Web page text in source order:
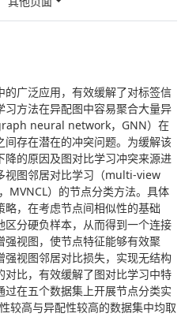
广泛应用，有效缓解了对标签信
方法在异配图中容易聚合大量异
neural network，GNN）在
存在潜在的冲突问题。为缓解该
的原因及图对比学习冲突来源进
视图邻居对比学习（multi-view
）的节点分类方法。具体
，在考虑节点间相似性的基础
区分硬负样本，从而得到一个连接
视图，使节点特征能够有效聚
视图邻居对比损失，实现无结构
比，有效缓解了图对比学习中特
在五个数据集上开展节点分类实
较高与异配性较高的数据集中均取